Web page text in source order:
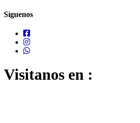
Síguenos
Visitanos en :